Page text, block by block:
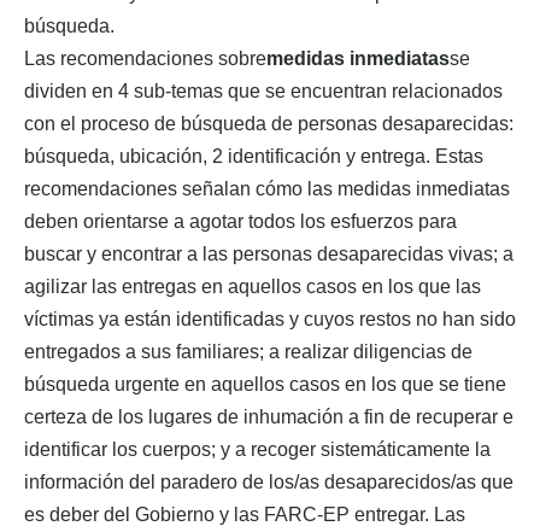
búsqueda.
Las recomendaciones sobremedidas inmediatasse
dividen en 4 sub-temas que se encuentran relacionados
con el proceso de búsqueda de personas desaparecidas:
búsqueda, ubicación, 2 identificación y entrega. Estas
recomendaciones señalan cómo las medidas inmediatas
deben orientarse a agotar todos los esfuerzos para
buscar y encontrar a las personas desaparecidas vivas; a
agilizar las entregas en aquellos casos en los que las
víctimas ya están identificadas y cuyos restos no han sido
entregados a sus familiares; a realizar diligencias de
búsqueda urgente en aquellos casos en los que se tiene
certeza de los lugares de inhumación a fin de recuperar e
identificar los cuerpos; y a recoger sistemáticamente la
información del paradero de los/as desaparecidos/as que
es deber del Gobierno y las FARC-EP entregar. Las